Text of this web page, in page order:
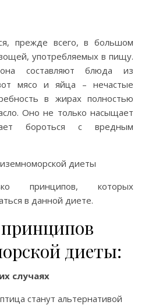
прежде всего, в большом
употребляемых в пищу.
составляют блюда из
мясо и яйца – нечастые
в жирах полностью
Оно не только насыщает
бороться с вредным
принципов, которых
в данной диете.
диеты:
случаях
станут альтернативой